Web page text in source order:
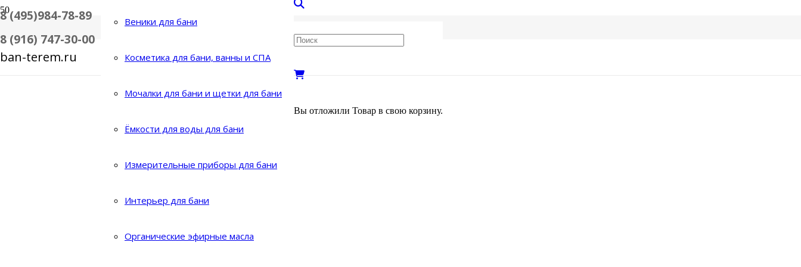
8 (495)984-78-89
8 (916) 747-30-00
ban-terem.ru
Веники для бани
Косметика для бани, ванны и СПА
Мочалки для бани и щетки для бани
Ёмкости для воды для бани
Измерительные приборы для бани
Интерьер для бани
Органические эфирные масла
Вы отложили Товар в свою корзину.